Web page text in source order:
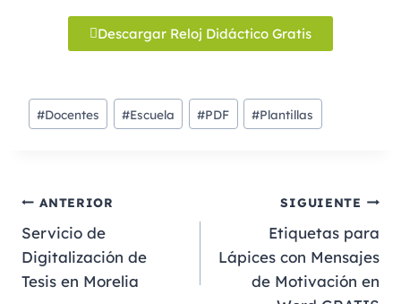
Descargar Reloj Didáctico Gratis
#Docentes #Escuela #PDF #Plantillas
ANTERIOR
Servicio de
Digitalización de
Tesis en Morelia
SIGUIENTE
Etiquetas para
Lápices con Mensajes
de Motivación en